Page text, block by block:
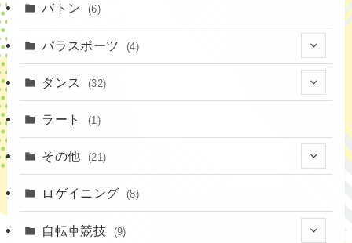
(12)
(11)
(3)
(14)
(4)
(20)
(23)
(16)
(6)
バトン (6)
パラスポーツ (4)
ダンス (32)
(3)
ラート (1)
その他 (21)
(4)
ロゲイニング (8)
自転車競技 (9)